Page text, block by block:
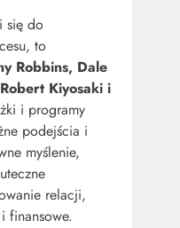
się do
to
Robbins, Dale
Kiyosaki i
i programy
podejścia i
myślenie,
relacji,
finansowe.